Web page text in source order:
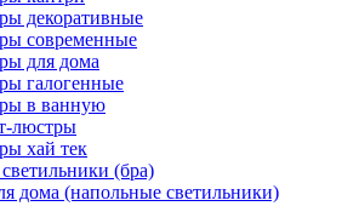
декоративные
современные
для дома
галогенные
в ванную
люстры
хай тек
(бра)
дома (напольные светильники)